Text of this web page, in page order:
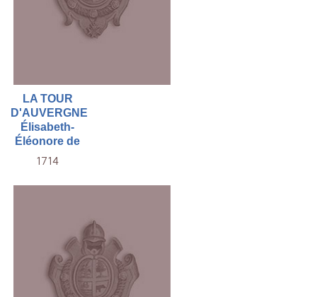
LA TOUR
D'AUVERGNE
Élisabeth-
Éléonore de
1714